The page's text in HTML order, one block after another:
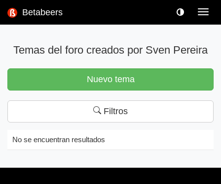
Betabeers
Temas del foro creados por Sven Pereira
Nuevo tema
Filtros
No se encuentran resultados